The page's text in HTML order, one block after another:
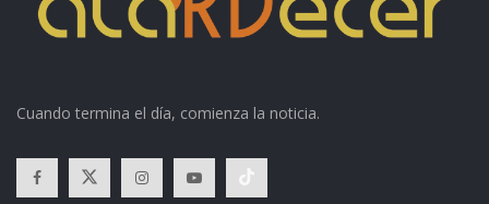
Cuando termina el día, comienza la noticia.